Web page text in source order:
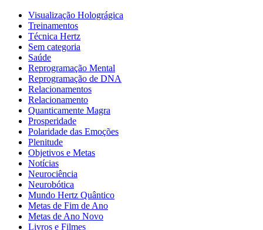
Visualização Holográgica
Treinamentos
Técnica Hertz
Sem categoria
Saúde
Reprogramação Mental
Reprogramação de DNA
Relacionamentos
Relacionamento
Quanticamente Magra
Prosperidade
Polaridade das Emoções
Plenitude
Objetivos e Metas
Notícias
Neurociência
Neurobótica
Mundo Hertz Quântico
Metas de Fim de Ano
Metas de Ano Novo
Livros e Filmes